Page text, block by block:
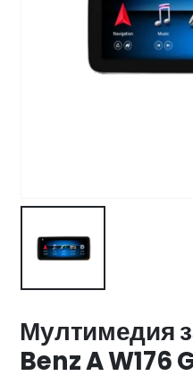
Мултимедия
Benz A W176